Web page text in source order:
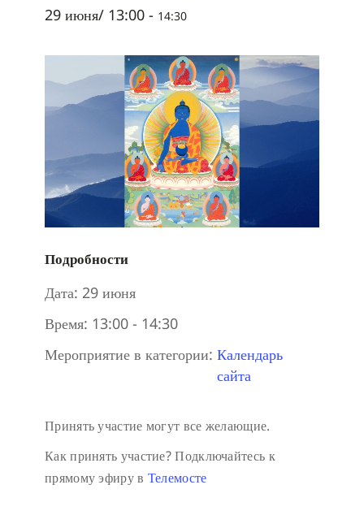
29 июня/ 13:00 - 14:30
Подробности
Дата: 29 июня
Время: 13:00 - 14:30
Мероприятие в категории: Календарь
сайта
Принять участие могут все желающие.
Как принять участие?Подключайтесь к
прямому эфиру в Телемосте